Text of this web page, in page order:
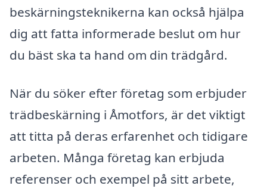
beskärningsteknikerna kan också hjälpa
dig att fatta informerade beslut om hur
du bäst ska ta hand om din trädgård.
När du söker efter företag som erbjuder
trädbeskärning i Åmotfors, är det viktigt
att titta på deras erfarenhet och tidigare
arbeten. Många företag kan erbjuda
referenser och exempel på sitt arbete,